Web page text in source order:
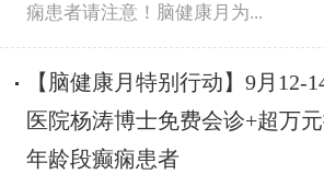
痫患者请注意！脑健康月为...
【脑健康月特别行动】9月12-
医院杨涛博士免费会诊+超万
年龄段癫痫患者